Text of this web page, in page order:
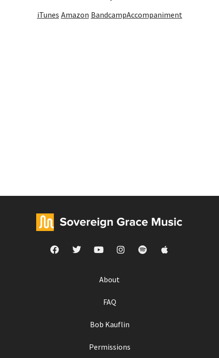
iTunes Amazon BandcampAccompaniment
About
FAQ
Bob Kauflin
Permissions